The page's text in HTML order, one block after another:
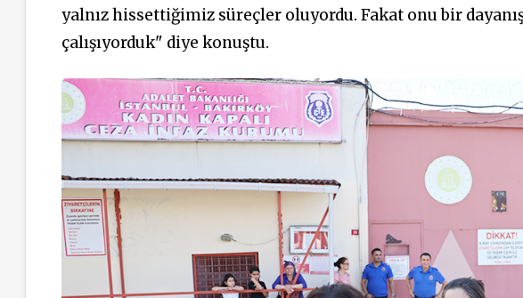
yalnız hissettiğimiz süreçler oluyordu. Fakat onu bir
çalışıyorduk" diye konuştu.